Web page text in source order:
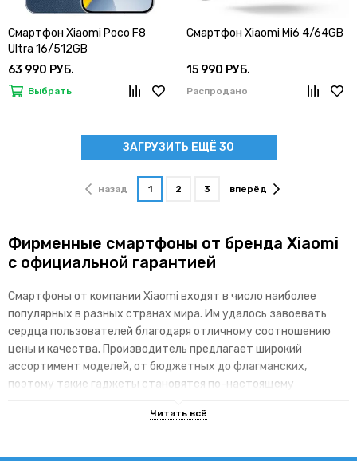
Смартфон Xiaomi Poco F8
Ultra 16/512GB
63 990 РУБ.
Выбрать
Смартфон Xiaomi Mi6 4/64GB
15 990 РУБ.
Распродано
ЗАГРУЗИТЬ ЕЩЁ 30
назад 1 2 3 вперёд
Фирменные смартфоны от бренда Xiaomi
с официальной гарантией
Смартфоны от компании Xiaomi входят в число наиболее
популярных в разных странах мира. Им удалось завоевать
сердца пользователей благодаря отличному соотношению
цены и качества. Производитель предлагает широкий
ассортимент моделей, от бюджетных до флагманских,
поэтому такие гаджеты становятся по-настоящему
линейки гаджетов